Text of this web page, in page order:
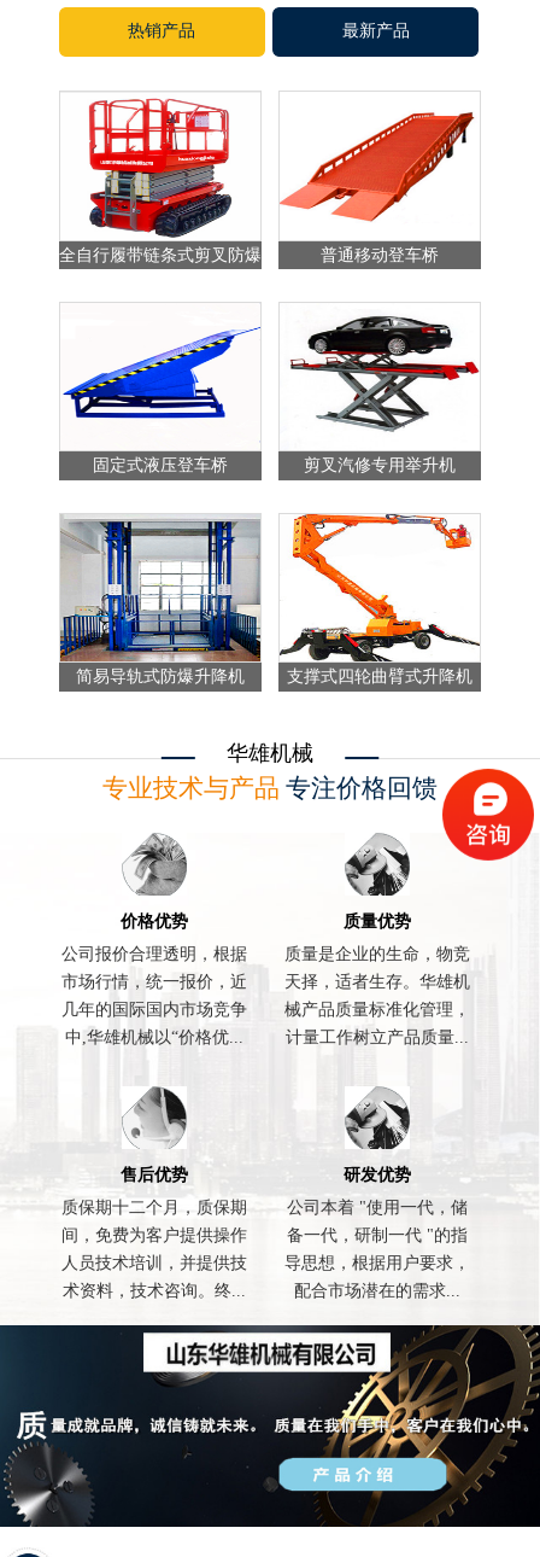
热销产品 最新产品
全自行履带链条式剪叉防爆
普通移动登车桥
固定式液压登车桥 剪叉汽修专用举升机
简易导轨式防爆升降机 支撑式四轮曲臂式升降机
华雄机械
专业技术与产品 专注价格回馈
价格优势
公司报价合理透明，根据
市场行情，统一报价，近
几年的国际国内市场竞争
中,华雄机械以“价格优...
质量优势
质量是企业的生命，物竞
天择，适者生存。华雄机
械产品质量标准化管理，
计量工作树立产品质量...
售后优势
质保期十二个月，质保期
间，免费为客户提供操作
人员技术培训，并提供技
术资料，技术咨询。终...
研发优势
公司本着 "使用一代，储
备一代，研制一代 "的指
导思想，根据用户要求，
配合市场潜在的需求...